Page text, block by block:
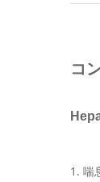
コ
1. 喘